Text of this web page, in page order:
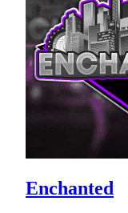
Enchanted